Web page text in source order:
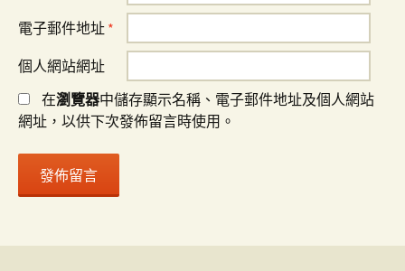
電子郵件地址 *
個人網站網址
在瀏覽器中儲存顯示名稱、電子郵件地址及個人網站
網址，以供下次發佈留言時使用。